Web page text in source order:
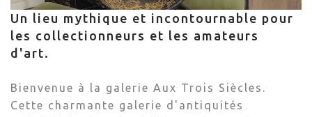
Un lieu mythique et incontournable pour
les collectionneurs et les amateurs
d'art.
Bienvenue à la galerie Aux Trois Siècles.
Cette charmante galerie d'antiquités